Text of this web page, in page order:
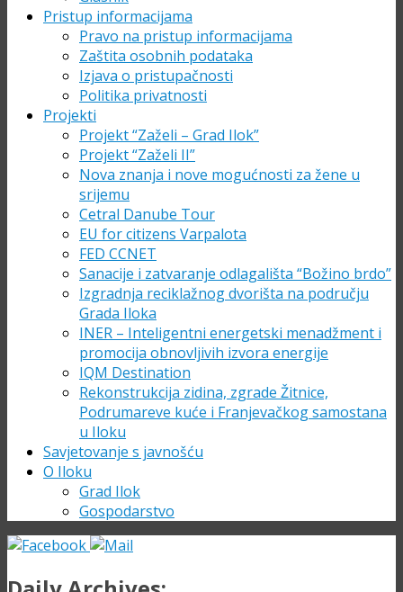
Pristup informacijama
Pravo na pristup informacijama
Zaštita osobnih podataka
Izjava o pristupačnosti
Politika privatnosti
Projekti
Projekt “Zaželi – Grad Ilok”
Projekt “Zaželi II”
Nova znanja i nove mogućnosti za žene u
srijemu
Cetral Danube Tour
EU for citizens Varpalota
FED CCNET
Sanacije i zatvaranje odlagališta “Božino brdo”
Izgradnja reciklažnog dvorišta na području
Grada Iloka
INER – Inteligentni energetski menadžment i
promocija obnovljivih izvora energije
IQM Destination
Rekonstrukcija zidina, zgrade Žitnice,
Podrumareve kuće i Franjevačkog samostana
u Iloku
Savjetovanje s javnošću
O Iloku
Grad Ilok
Gospodarstvo